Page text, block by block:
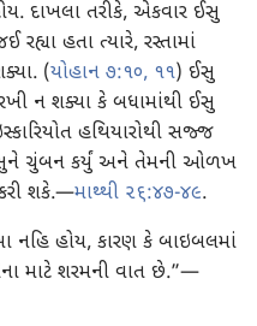
દાખલા તરીકે, એકવાર ઈસુ
હતા ત્યારે, રસ્તામાં
(યોહાન ૭:૧૦, ૧૧) ઈસુ
ન શક્યા કે બધામાંથી ઈસુ
હથિયારોથી સજ્જ
ચુંબન કર્યું અને તેમની ઓળખ
શકે.—માથ્થી ૨૬:૪૭-૪૯.
નહિ હોય, કારણ કે બાઇબલમાં
માટે શરમની વાત છે.”—